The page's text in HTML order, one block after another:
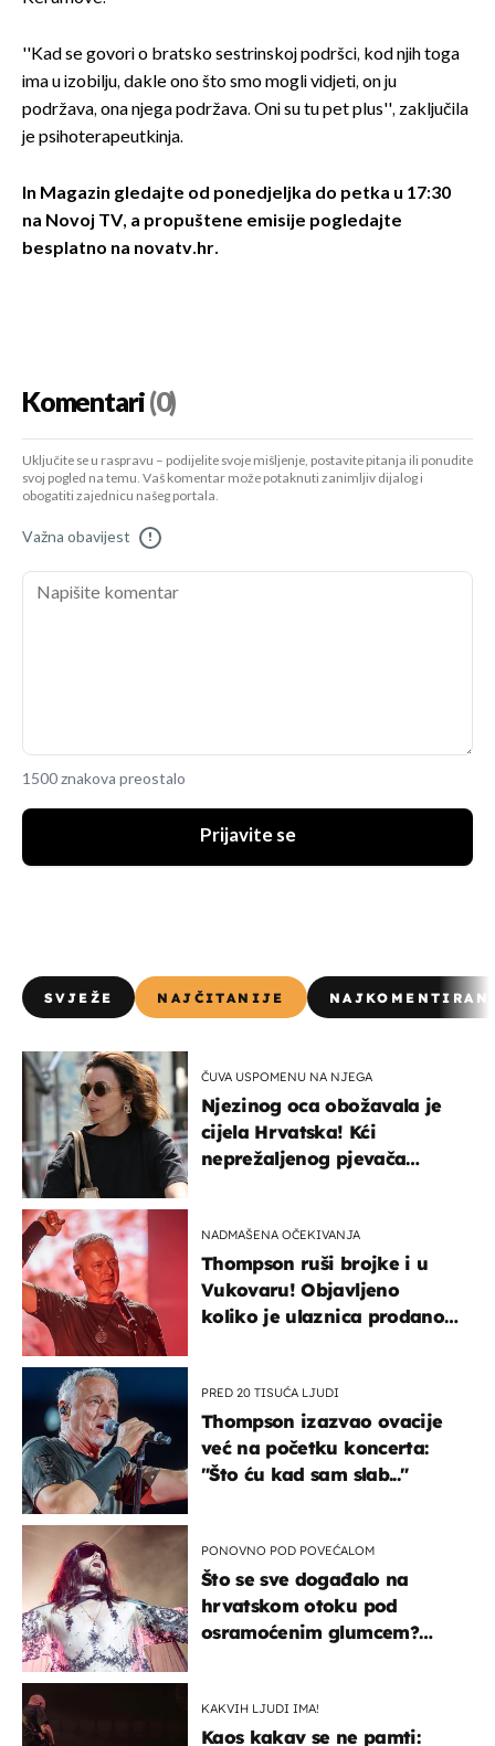
''Kad se govori o bratsko sestrinskoj podršci, kod njih toga
ima u izobilju, dakle ono što smo mogli vidjeti, on ju
podržava, ona njega podržava. Oni su tu pet plus'', zaključila
je psihoterapeutkinja.
In Magazin gledajte od ponedjeljka do petka u 17:30
na Novoj TV, a propuštene emisije pogledajte
besplatno na novatv.hr.
Komentari(0)
Uključite se u raspravu – podijelite svoje mišljenje, postavite pitanja ili ponudite
svoj pogled na temu. Vaš komentar može potaknuti zanimljiv dijalog i
obogatiti zajednicu našeg portala.
Važna obavijest !
1500 znakova preostalo
Prijavite se
SVJEŽE NAJČITANIJE
ČUVA USPOMENU NA NJEGA
Njezinog oca obožavala je
cijela Hrvatska! Kći
neprežaljenog pjevača
NADMAŠENA OČEKIVANJA
Thompson ruši brojke i u
Vukovaru! Objavljeno
koliko je ulaznica prodano
PRED 20 TISUĆA LJUDI
Thompson izazvao ovacije
već na početku koncerta:
"Što ću kad sam slab..."
PONOVNO POD POVEĆALOM
Što se sve događalo na
hrvatskom otoku pod
osramoćenim glumcem?
KAKVIH LJUDI IMA!
Kaos kakav se ne pamti: